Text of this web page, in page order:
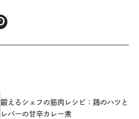
鍛えるシェフの筋肉レシピ：鶏のハツと
レバーの甘辛カレー煮